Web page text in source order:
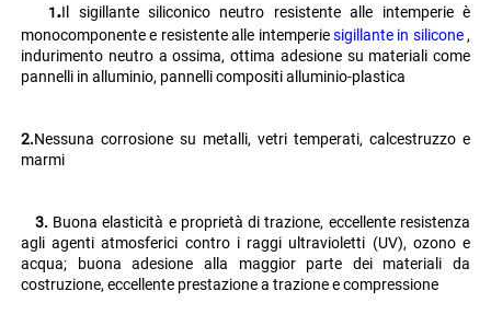
   1
.Il sigillante siliconico neutro resistente alle intemperie è
monocomponente e resistente alle intemperie sigillante in silicone ,
indurimento neutro a ossima, ottima adesione su materiali come
pannelli in alluminio, pannelli compositi alluminio-plastica
2.Nessuna corrosione su metalli, vetri temperati, calcestruzzo e
marmi
   3.
Buona elasticità e proprietà di trazione, eccellente resistenza
agli agenti atmosferici contro i raggi ultravioletti (UV), ozono e
acqua; buona adesione alla maggior parte dei materiali da
costruzione, eccellente prestazione a trazione e compressione